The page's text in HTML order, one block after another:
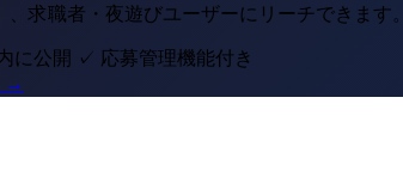
求職者・夜遊びユーザーにリーチできます。
に公開
✓ 応募管理機能付き
→